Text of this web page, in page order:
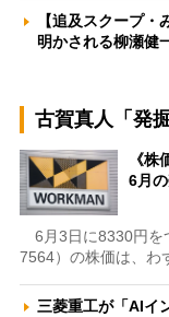
【追及スクープ
明かされる柳瀬健
古賀真人「発
《
6月
6月3日に8330円を
7564）の株価は、わ
三菱重工が「AIイ